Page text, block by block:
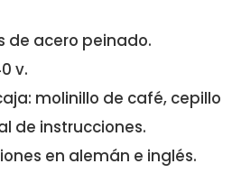
de acero peinado.
v.
molinillo de café, cepillo
de instrucciones.
en alemán e inglés.